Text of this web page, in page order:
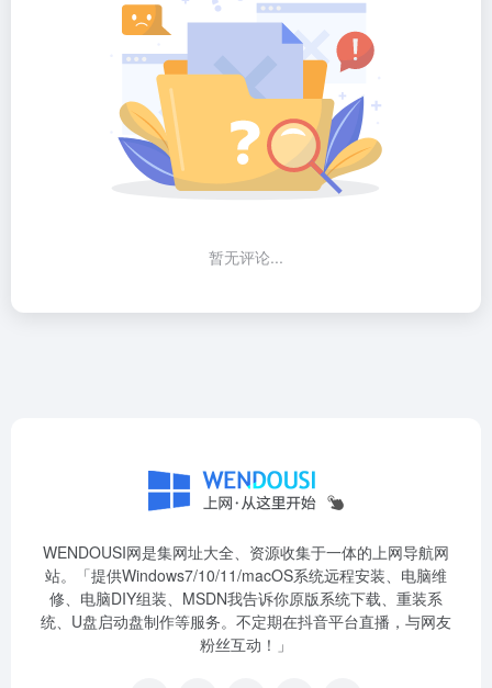
暂无评论...
WENDOUSI网是集网址大全、资源收集于一体的上网导航网
站。「提供Windows7/10/11/macOS系统远程安装、电脑维
修、电脑DIY组装、MSDN我告诉你原版系统下载、重装系
统、U盘启动盘制作等服务。不定期在抖音平台直播，与网友
粉丝互动！」